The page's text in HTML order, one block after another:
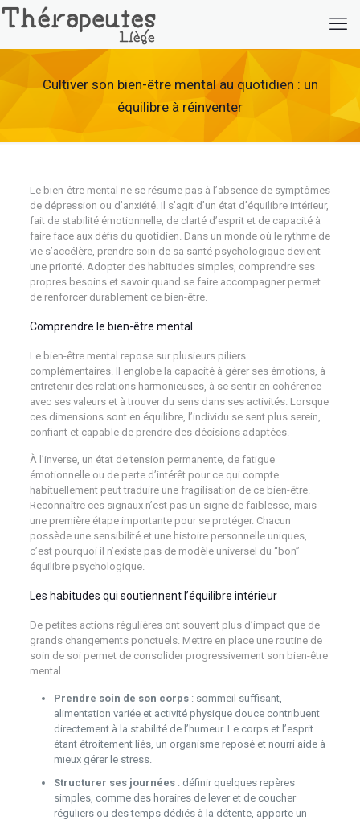
Cultiver son bien-être mental au quotidien : un
équilibre à réinventer
Le bien-être mental ne se résume pas à l’absence de symptômes
de dépression ou d’anxiété. Il s’agit d’un état d’équilibre intérieur,
fait de stabilité émotionnelle, de clarté d’esprit et de capacité à
faire face aux défis du quotidien. Dans un monde où le rythme de
vie s’accélère, prendre soin de sa santé psychologique devient
une priorité. Adopter des habitudes simples, comprendre ses
propres besoins et savoir quand se faire accompagner permet
de renforcer durablement ce bien-être.
Comprendre le bien-être mental
Le bien-être mental repose sur plusieurs piliers
complémentaires. Il englobe la capacité à gérer ses émotions, à
entretenir des relations harmonieuses, à se sentir en cohérence
avec ses valeurs et à trouver du sens dans ses activités. Lorsque
ces dimensions sont en équilibre, l’individu se sent plus serein,
confiant et capable de prendre des décisions adaptées.
À l’inverse, un état de tension permanente, de fatigue
émotionnelle ou de perte d’intérêt pour ce qui compte
habituellement peut traduire une fragilisation de ce bien-être.
Reconnaître ces signaux n’est pas un signe de faiblesse, mais
une première étape importante pour se protéger. Chacun
possède une sensibilité et une histoire personnelle uniques,
c’est pourquoi il n’existe pas de modèle universel du “bon”
équilibre psychologique.
Les habitudes qui soutiennent l’équilibre intérieur
De petites actions régulières ont souvent plus d’impact que de
grands changements ponctuels. Mettre en place une routine de
soin de soi permet de consolider progressivement son bien-être
mental.
Prendre soin de son corps: sommeil suffisant,
alimentation variée et activité physique douce contribuent
directement à la stabilité de l’humeur. Le corps et l’esprit
étant étroitement liés, un organisme reposé et nourri aide à
mieux gérer le stress.
Structurer ses journées: définir quelques repères
simples, comme des horaires de lever et de coucher
réguliers ou des temps dédiés à la détente, apporte un